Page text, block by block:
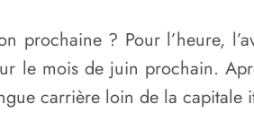
prochaine ? Pour l’heure,
le mois de juin prochain.
carrière loin de la capitale